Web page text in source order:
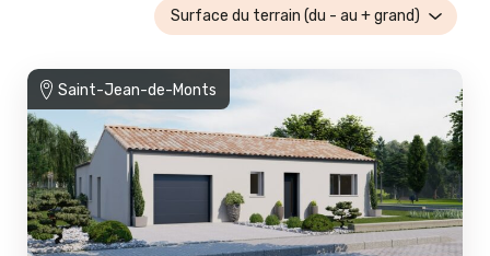
Surface du terrain (du - au + grand)
Saint-Jean-de-Monts
Loading...